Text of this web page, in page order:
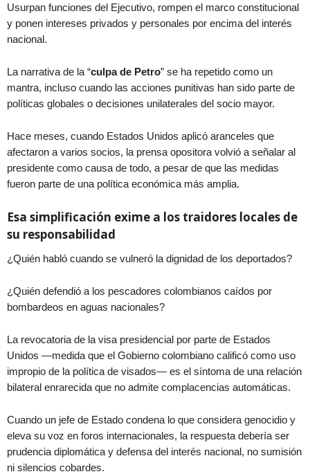
Usurpan funciones del Ejecutivo, rompen el marco constitucional
y ponen intereses privados y personales por encima del interés
nacional.
La narrativa de la “culpa de Petro” se ha repetido como un
mantra, incluso cuando las acciones punitivas han sido parte de
políticas globales o decisiones unilaterales del socio mayor.
Hace meses, cuando Estados Unidos aplicó aranceles que
afectaron a varios socios, la prensa opositora volvió a señalar al
presidente como causa de todo, a pesar de que las medidas
fueron parte de una política económica más amplia.
Esa simplificación exime a los traidores locales de
su responsabilidad
¿Quién habló cuando se vulneró la dignidad de los deportados?
¿Quién defendió a los pescadores colombianos caídos por
bombardeos en aguas nacionales?
La revocatoria de la visa presidencial por parte de Estados
Unidos —medida que el Gobierno colombiano calificó como uso
impropio de la política de visados— es el síntoma de una relación
bilateral enrarecida que no admite complacencias automáticas.
Cuando un jefe de Estado condena lo que considera genocidio y
eleva su voz en foros internacionales, la respuesta debería ser
prudencia diplomática y defensa del interés nacional, no sumisión
ni silencios cobardes.